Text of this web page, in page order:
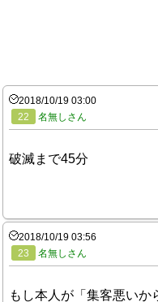
2018/10/19 03:00
22
名無しさん
破滅まで45分
2018/10/19 03:56
23
名無しさん
もし本人が「集客悪いか